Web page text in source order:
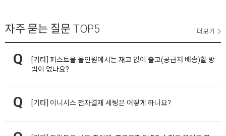
자주 묻는 질문 TOP5 더보기
[기타] 퍼스트몰 올인원에서는 재고 없이 출고(공급처 배송)할 방
법이 없나요?
[기타] 이니시스 전자결제 세팅은 어떻게 하나요?